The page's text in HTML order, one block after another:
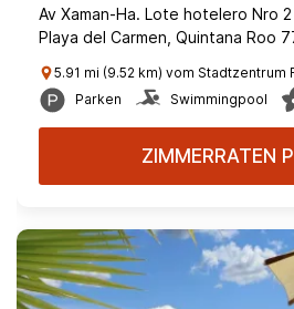
Av Xaman-Ha. Lote hotelero Nro 2
Playa del Carmen, Quintana Roo
5.91 mi (9.52 km) vom Stadtzentrum
Parken
Swimmingpool
ZIMMERRATEN